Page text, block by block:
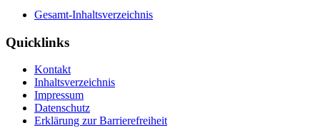
Gesamt-Inhaltsverzeichnis
Quicklinks
Kontakt
Inhaltsverzeichnis
Impressum
Datenschutz
Erklärung zur Barrierefreiheit